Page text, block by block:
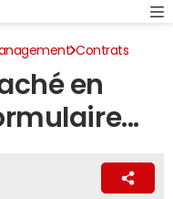
Contrats
en